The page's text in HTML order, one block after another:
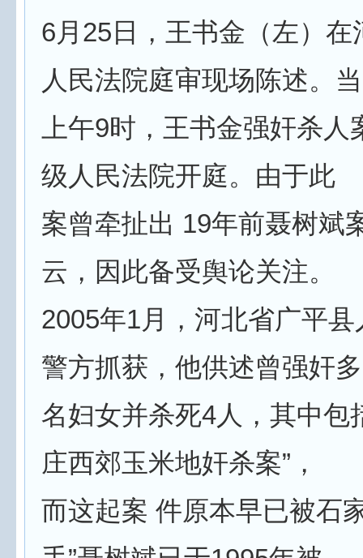
6月25日，王书金（左）
人民法院庭审现场陈述。
上午9时，王书金强奸杀
级人民法院开庭。由于此
案曾牵扯出 19年前聂树斌
云，因此备受舆论关注。
2005年1月，河北省广平
警方抓获，他供述曾强奸多
名妇女并杀死4人，其中包
庄西郊玉米地奸杀案”，
而这起案 件原本早已被石